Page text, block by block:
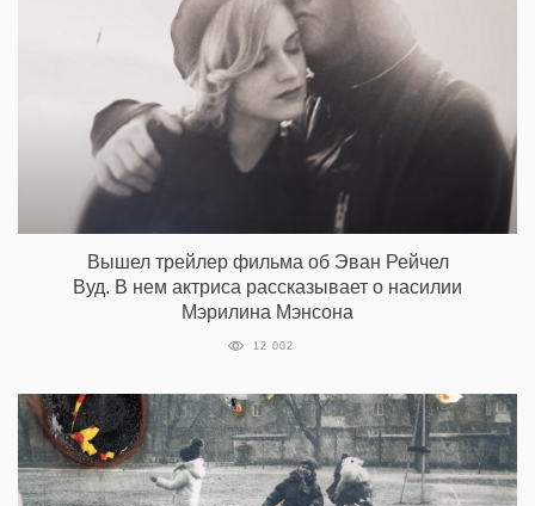
Вышел трейлер фильма об Эван Рейчел
Вуд. В нем актриса рассказывает о насилии
Мэрилина Мэнсона
12 002